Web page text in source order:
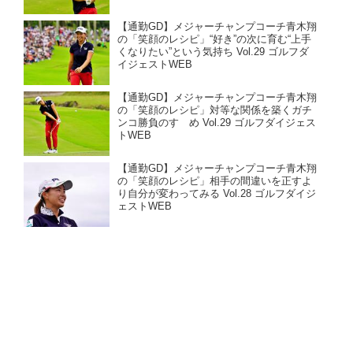
【通勤GD】メジャーチャンプコーチ青木翔
の「笑顔のレシピ」“好き”の次に育む“上手
くなりたい”という気持ち Vol.29 ゴルフダ
イジェストWEB
【通勤GD】メジャーチャンプコーチ青木翔
の「笑顔のレシピ」対等な関係を築くガチ
ンコ勝負のすゝめ Vol.29 ゴルフダイジェス
トWEB
【通勤GD】メジャーチャンプコーチ青木翔
の「笑顔のレシピ」相手の間違いを正すよ
り自分が変わってみる Vol.28 ゴルフダイジ
ェストWEB